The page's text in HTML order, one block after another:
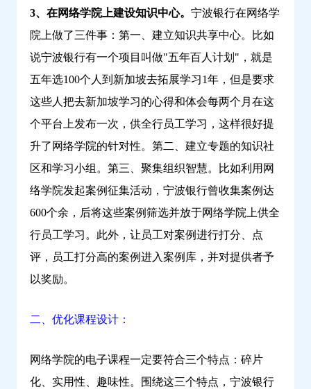
3、在网络学院上建设知识中心。 宁波银行在网络学
院上做了三件事：第一、建立知识共享中心。比如
说宁波银行有一个项目叫做"五年百人计划"，就是
五年选100个人到新加坡去拓展学习1年，但是要求
这些人把去新加坡学习的心得和体会每两个月在这
个平台上发布一次，供全行员工学习，这样很好提
升了网络学院的针对性。第二、建立专题的知识社
区和学习小组。第三、聚集组织智慧。比如利用网
络学院发起案例征集活动，宁波银行曾收集案例达
600个余，后将这些案例筛选并放于网络学院上供全
行员工学习。此外，让员工对案例进行打分、点
评，员工打分高的案例进入案例库，并对提供者予
以奖励。
二、优化课程设计：
网络学院的电子课程一定要符合三个特点：碎片
化、实用性、趣味性。围绕这三个特点，宁波银行